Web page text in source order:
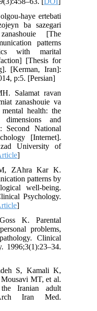
haye ertebati
ba sazegari
[The
patterns
with marital
[Thesis for
[Kerman, Iran]:
p:5. [Persian]
Salamat ravan
zanashouie va
mental health: the
and
Second National
[Internet].
University of
Article
ZAhra Kar K.
patterns by
well-being.
Psychology.
Article
K. Parental
problems,
Clinical
1996;3(1):23–34.
S, Kamali K,
Mousavi MT, et al.
Iranian adult
Iran Med.